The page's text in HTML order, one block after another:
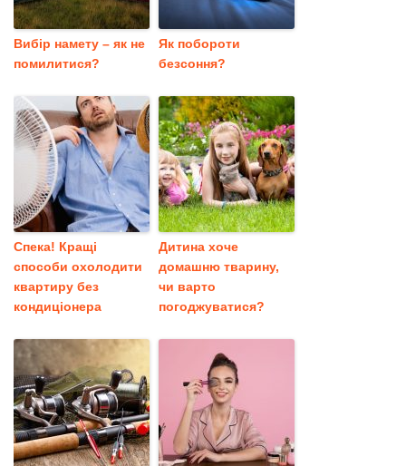
Вибір намету – як не
помилитися?
Як побороти
безсоння?
Спека! Кращі
способи охолодити
квартиру без
кондиціонера
Дитина хоче
домашню тварину,
чи варто
погоджуватися?